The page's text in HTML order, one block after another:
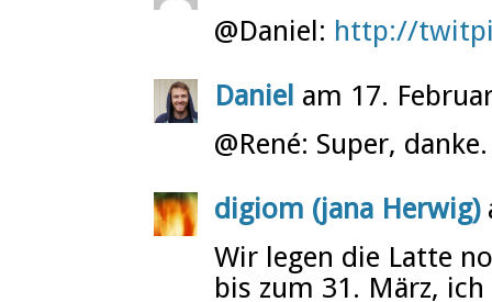
@Daniel: http://
Daniel am 17.
@René: Super, danke.
digiom (jana Herwig)
Wir legen die Latte
bis zum 31. März,